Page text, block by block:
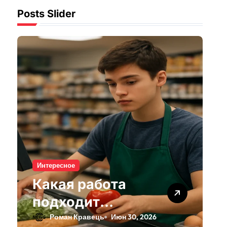
Posts Slider
Интересное
Какая работа
подходит
подросткам:
Роман Кравець Июн 30, 2026